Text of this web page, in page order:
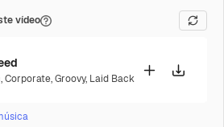
vídeo
,Corporate,Groovy, Laid Back